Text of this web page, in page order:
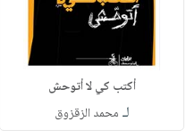
أكتب كي لا أتوحش
لـ محمد الزقزوق